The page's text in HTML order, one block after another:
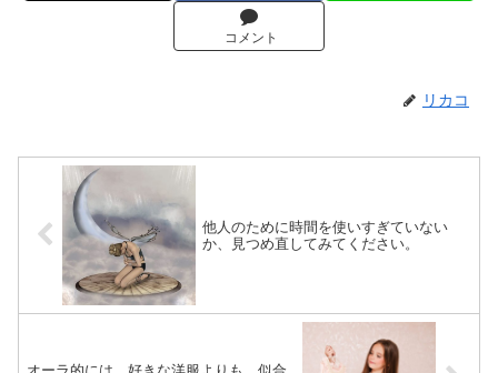
コメント
リカコ
他人のために時間を使いすぎていない
か、見つめ直してみてください。